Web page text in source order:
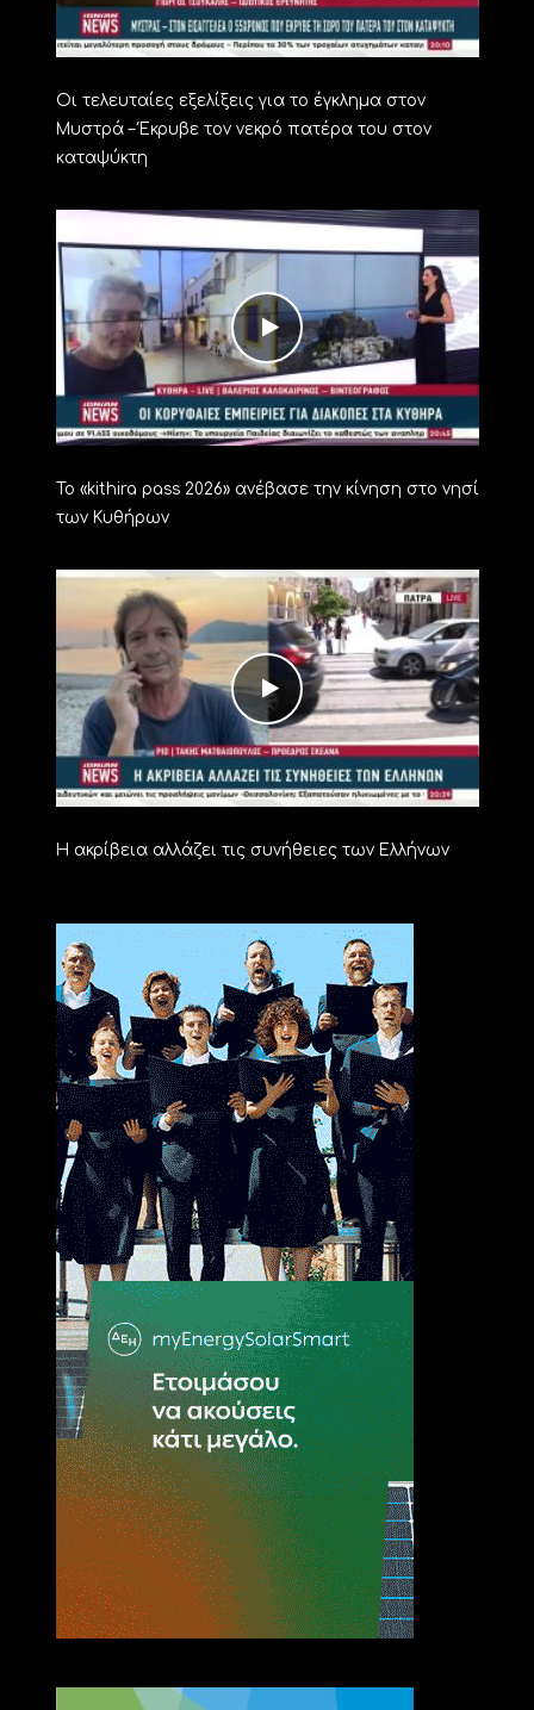
Οι τελευταίες εξελίξεις για το έγκλημα στον
Μυστρά – Έκρυβε τον νεκρό πατέρα του στον
καταψύκτη
Το «kithira pass 2026» ανέβασε την κίνηση στο νησί
των Κυθήρων
Η ακρίβεια αλλάζει τις συνήθειες των Ελλήνων